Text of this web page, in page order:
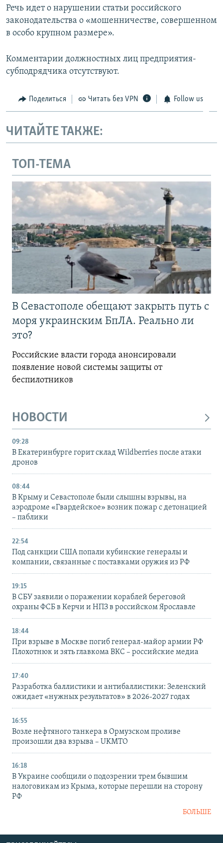
Речь идет о нарушении статьи российского
законодательства о «мошенничестве, совершенном
в особо крупном размере».
Комментарии должностных лиц предприятия-
субподрядчика отсутствуют.
Поделиться Читать без VPN Follow us
ЧИТАЙТЕ ТАКЖЕ:
ТОП-ТЕМА
В Севастополе обещают закрыть путь с
моря украинским БпЛА. Реально ли
это?
Российские власти города анонсировали
появление новой системы защиты от
беспилотников
НОВОСТИ
09:28
В Екатеринбурге горит склад Wildberries после атаки
дронов
08:44
В Крыму и Севастополе были слышны взрывы, на
аэродроме «Гвардейское» возник пожар с детонацией
– паблики
22:54
Под санкции США попали кубинские генералы и
компании, связанные с поставками оружия из РФ
19:15
В СБУ заявили о поражении кораблей береговой
охраны ФСБ в Керчи и НПЗ в российском Ярославле
18:44
При взрыве в Москве погиб генерал-майор армии РФ
Плохотнюк и зять главкома ВКС – российские медиа
17:40
Разработка баллистики и антибаллистики: Зеленский
ожидает «нужных результатов» в 2026-2027 годах
16:55
Возле нефтяного танкера в Ормузском проливе
произошли два взрыва – UKMTO
16:18
В Украине сообщили о подозрении трем бывшим
налоговикам из Крыма, которые перешли на сторону
РФ
БОЛЬШЕ